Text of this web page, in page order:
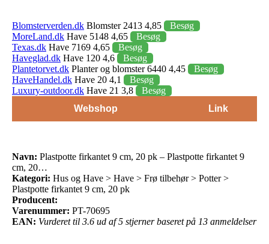
Blomsterverden.dk Blomster 2413 4,85
Besøg
MoreLand.dk Have 5148 4,65
Besøg
Texas.dk Have 7169 4,65
Besøg
Haveglad.dk Have 120 4,6
Besøg
Plantetorvet.dk Planter og blomster 6440 4,45
Besøg
HaveHandel.dk Have 20 4,1
Besøg
Luxury-outdoor.dk Have 21 3,8
Besøg
Webshop
Link
Navn: Plastpotte firkantet 9 cm, 20 pk – Plastpotte firkantet 9
cm, 20…
Kategori: Hus og Have > Have > Frø tilbehør > Potter >
Plastpotte firkantet 9 cm, 20 pk
Producent:
Varenummer: PT-70695
EAN: Vurderet til 3.6 ud af 5 stjerner baseret på 13 anmeldelser